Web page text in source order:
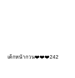
เด็กหน้ากวน❤️❤️❤️242